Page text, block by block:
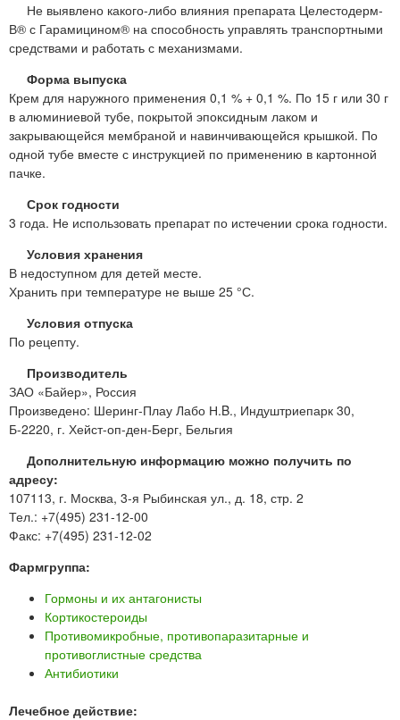
Не выявлено какого-либо влияния препарата Целестодерм-
В® с Гарамицином® на способность управлять транспортными
средствами и работать с механизмами.
Форма выпуска
Крем для наружного применения 0,1 % + 0,1 %. По 15 г или 30 г
в алюминиевой тубе, покрытой эпоксидным лаком и
закрывающейся мембраной и навинчивающейся крышкой. По
одной тубе вместе с инструкцией по применению в картонной
пачке.
Срок годности
3 года. Не использовать препарат по истечении срока годности.
Условия хранения
В недоступном для детей месте.
Хранить при температуре не выше 25 °С.
Условия отпуска
По рецепту.
Производитель
ЗАО «Байер», Россия
Произведено: Шеринг-Плау Лабо Н.B., Индуштриепарк 30,
Б-2220, г. Хейст-оп-ден-Берг, Бельгия
Дополнительную информацию можно получить по
адресу:
107113, г. Москва, 3-я Рыбинская ул., д. 18, стр. 2
Тел.: +7(495) 231-12-00
Факс: +7(495) 231-12-02
Фармгруппа:
Гормоны и их антагонисты
Кортикостероиды
Противомикробные, противопаразитарные и
противоглистные средства
Антибиотики
Лечебное действие: